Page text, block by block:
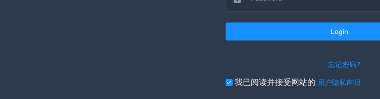
Login
忘记密码?
我已阅读并接受网站的 用户隐私声明